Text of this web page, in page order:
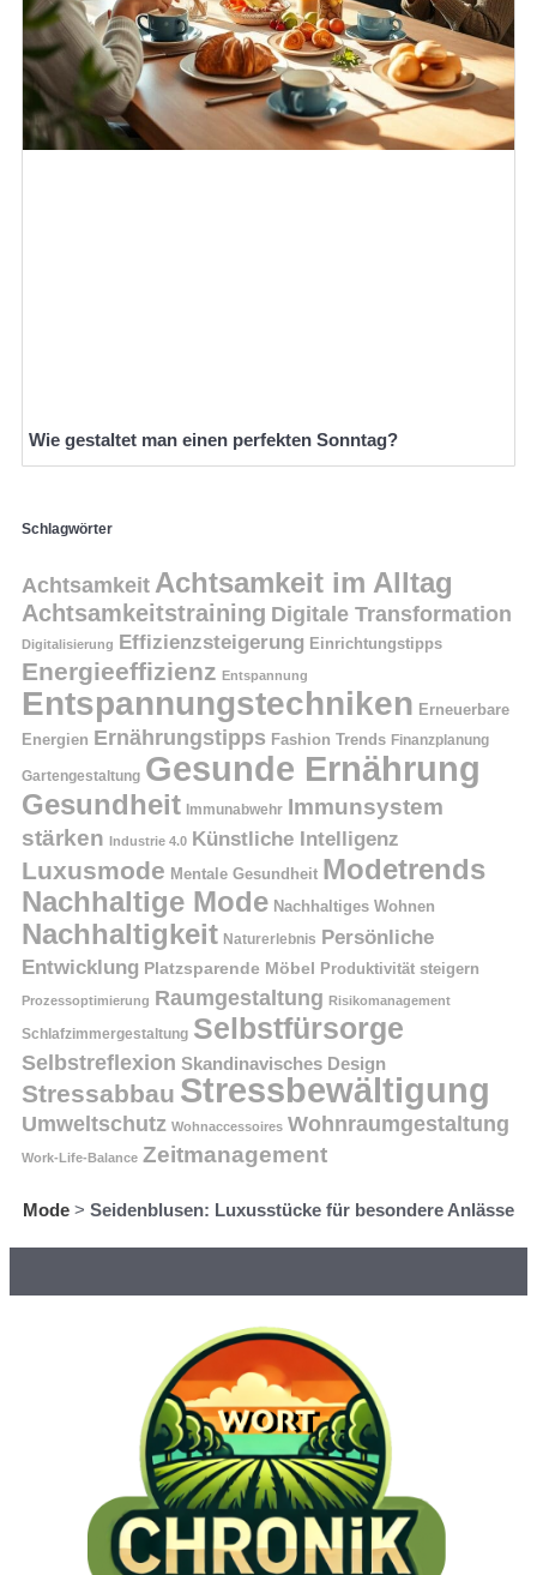
Wie gestaltet man einen perfekten Sonntag?
Schlagwörter
Achtsamkeit Achtsamkeit im Alltag
Achtsamkeitstraining Digitale Transformation
Digitalisierung Effizienzsteigerung Einrichtungstipps
Energieeffizienz Entspannung
Entspannungstechniken Erneuerbare
Energien Ernährungstipps Fashion Trends Finanzplanung
Gartengestaltung Gesunde Ernährung
Gesundheit Immunabwehr Immunsystem
stärken Industrie 4.0 Künstliche Intelligenz
Luxusmode Mentale Gesundheit Modetrends
Nachhaltige Mode Nachhaltiges Wohnen
Nachhaltigkeit Naturerlebnis Persönliche
Entwicklung Platzsparende Möbel Produktivität steigern
Prozessoptimierung Raumgestaltung Risikomanagement
Schlafzimmergestaltung Selbstfürsorge
Selbstreflexion Skandinavisches Design
Stressabbau Stressbewältigung
Umweltschutz Wohnaccessoires Wohnraumgestaltung
Work-Life-Balance Zeitmanagement
Mode > Seidenblusen: Luxusstücke für besondere Anlässe